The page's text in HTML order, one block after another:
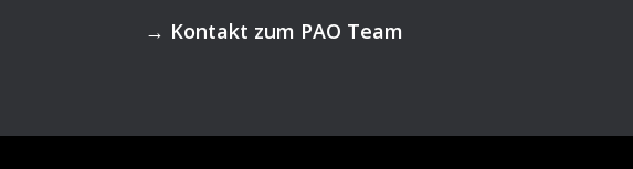
→ Kontakt zum PAO Team